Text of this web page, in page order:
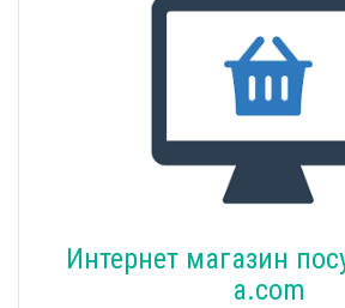
Интернет магазин
a.com